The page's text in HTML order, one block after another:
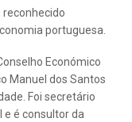
reconhecido
portuguesa.
Económico
Manuel dos Santos
Foi secretário
e é consultor da